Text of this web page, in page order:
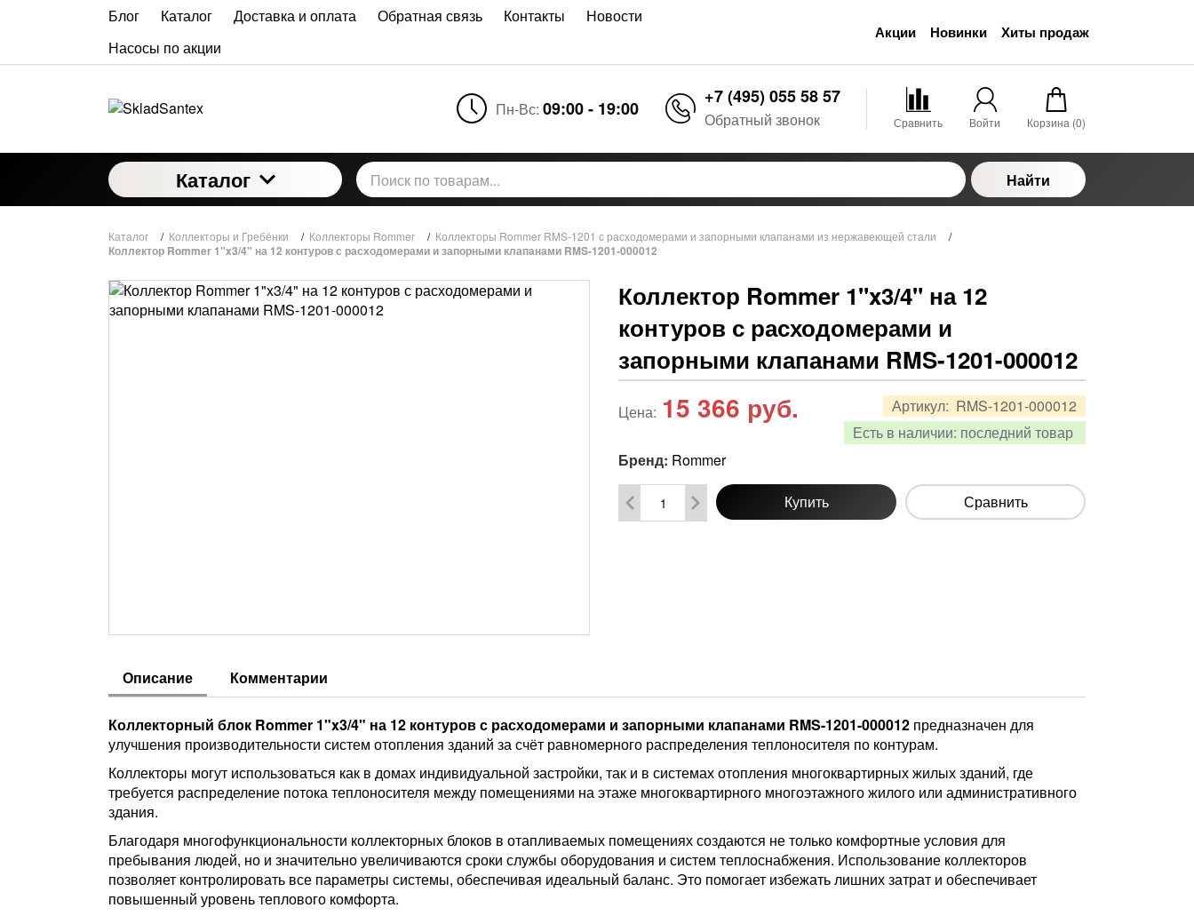
Блог Каталог Доставка и оплата Обратная связь Контакты
Новости
Насосы по акции
Акции Новинки Хиты продаж
Пн-Вс: 09:00 - 19:00
+7 (495) 055 58 57
Обратный звонок Сравнить Войти Корзина (0)
Каталог Найти
Каталог / Коллекторы и Гребёнки / Коллекторы Rommer / Коллекторы Rommer RMS-1201 с расходомерами и запорными клапанами из нержавеющей стали /
Коллектор Rommer 1"x3/4" на 12 контуров с расходомерами и запорными клапанами RMS-1201-000012
Коллектор Rommer 1"x3/4" на 12
контуров с расходомерами и
запорными клапанами RMS-1201-000012
Артикул: RMS-1201-000012
Есть в наличии: последний товар
Цена: 15 366 руб.
Бренд: Rommer
Купить Сравнить
Описание Комментарии
Коллекторный блок Rommer 1"x3/4" на 12 контуров с расходомерами и запорными клапанами RMS-1201-000012 предназначен для
улучшения производительности систем отопления зданий за счёт равномерного распределения теплоносителя по контурам.
Коллекторы могут использоваться как в домах индивидуальной застройки, так и в системах отопления многоквартирных жилых зданий, где
требуется распределение потока теплоносителя между помещениями на этаже многоквартирного многоэтажного жилого или административного
здания.
Благодаря многофункциональности коллекторных блоков в отапливаемых помещениях создаются не только комфортные условия для
пребывания людей, но и значительно увеличиваются сроки службы оборудования и систем теплоснабжения. Использование коллекторов
позволяет контролировать все параметры системы, обеспечивая идеальный баланс. Это помогает избежать лишних затрат и обеспечивает
повышенный уровень теплового комфорта.